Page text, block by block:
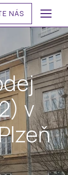
MENU
NÁS
v